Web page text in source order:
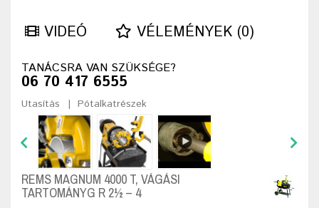
VIDEÓ VÉLEMÉNYEK (0)
TANÁCSRA VAN SZÜKSÉGE?
06 70 417 6555
Utasítás Pótalkatrészek
REMS MAGNUM 4000 T, VÁGÁSI
TARTOMÁNYG R 2½ – 4